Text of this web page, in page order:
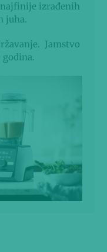
izrađenih
juha.
Jamstvo
godina.